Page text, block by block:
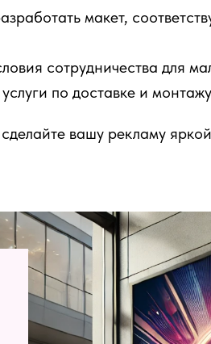
макет,
сотрудничества для
по доставке и
сделайте вашу рекламу